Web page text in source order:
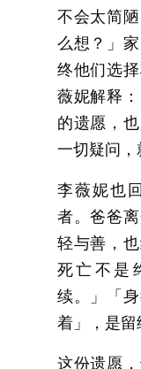
不会太简
么想？」
终他们选
薇妮解释
的遗愿，
一切疑问，
李薇妮也
者。爸爸
轻与善，
死亡不是
续。」「
着」，是留
这份遗愿